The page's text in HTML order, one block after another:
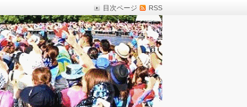
RSS
目次ページ